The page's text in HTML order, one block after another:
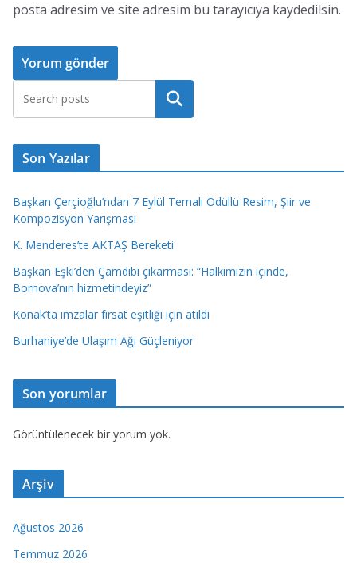
posta adresim ve site adresim bu tarayıcıya kaydedilsin.
Ara
Son Yazılar
Başkan Çerçioğlu’ndan 7 Eylül Temalı Ödüllü Resim, Şiir ve
Kompozisyon Yarışması
K. Menderes’te AKTAŞ Bereketi
Başkan Eşki’den Çamdibi çıkarması: “Halkımızın içinde,
Bornova’nın hizmetindeyiz”
Konak’ta imzalar fırsat eşitliği için atıldı
Burhaniye’de Ulaşım Ağı Güçleniyor
Son yorumlar
Görüntülenecek bir yorum yok.
Arşiv
Ağustos 2026
Temmuz 2026